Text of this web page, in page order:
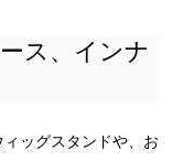
ス、インナ
ッグスタンドや、お